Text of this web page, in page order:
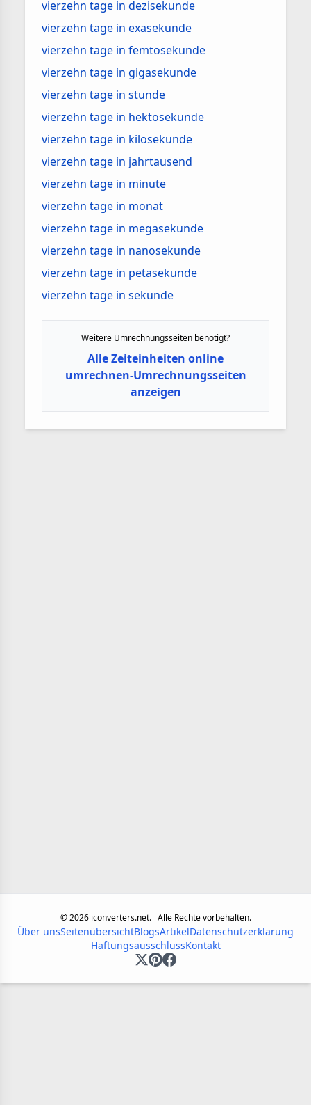
vierzehn tage in dezisekunde
vierzehn tage in exasekunde
vierzehn tage in femtosekunde
vierzehn tage in gigasekunde
vierzehn tage in stunde
vierzehn tage in hektosekunde
vierzehn tage in kilosekunde
vierzehn tage in jahrtausend
vierzehn tage in minute
vierzehn tage in monat
vierzehn tage in megasekunde
vierzehn tage in nanosekunde
vierzehn tage in petasekunde
vierzehn tage in sekunde
Weitere Umrechnungsseiten benötigt?
Alle Zeiteinheiten online
umrechnen-Umrechnungsseiten
anzeigen
©2026iconverters.net. Alle Rechte vorbehalten.
Über unsSeitenübersichtBlogsArtikelDatenschutzerklärung
HaftungsausschlussKontakt